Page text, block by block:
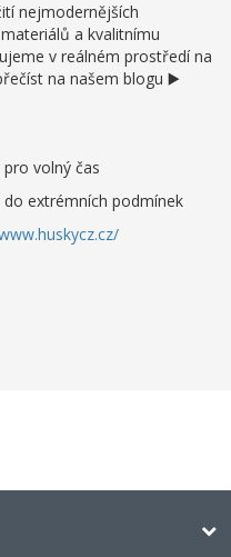
nejmodernějších
a kvalitnímu
v reálném prostředí na
na našem blogu ▶️
volný čas
extrémních podmínek